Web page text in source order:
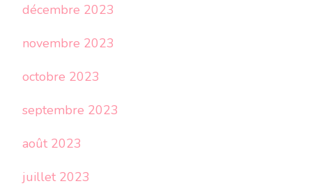
décembre 2023
novembre 2023
octobre 2023
septembre 2023
août 2023
juillet 2023